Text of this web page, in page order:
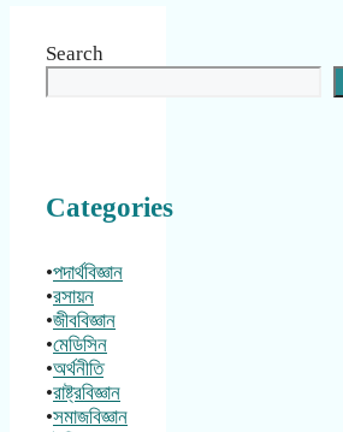
Search
Categories
•পদার্থবিজ্ঞান
•রসায়ন
•জীববিজ্ঞান
•মেডিসিন
•অর্থনীতি
•রাষ্ট্রবিজ্ঞান
•সমাজবিজ্ঞান